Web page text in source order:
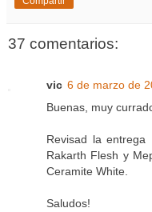
37 comentarios:
vic 6 de marzo de
Buenas, muy
Revisad la
Rakarth Flesh y
Ceramite White.
Saludos!